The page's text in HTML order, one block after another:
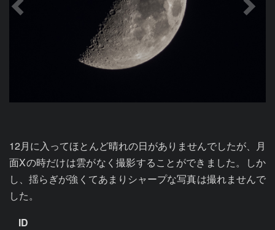
12月に入ってほとんど晴れの日がありませんでしたが、月
面Xの時だけは雲がなく撮影することができました。しか
し、揺らぎが強くてあまりシャープな写真は撮れませんで
した。
ID